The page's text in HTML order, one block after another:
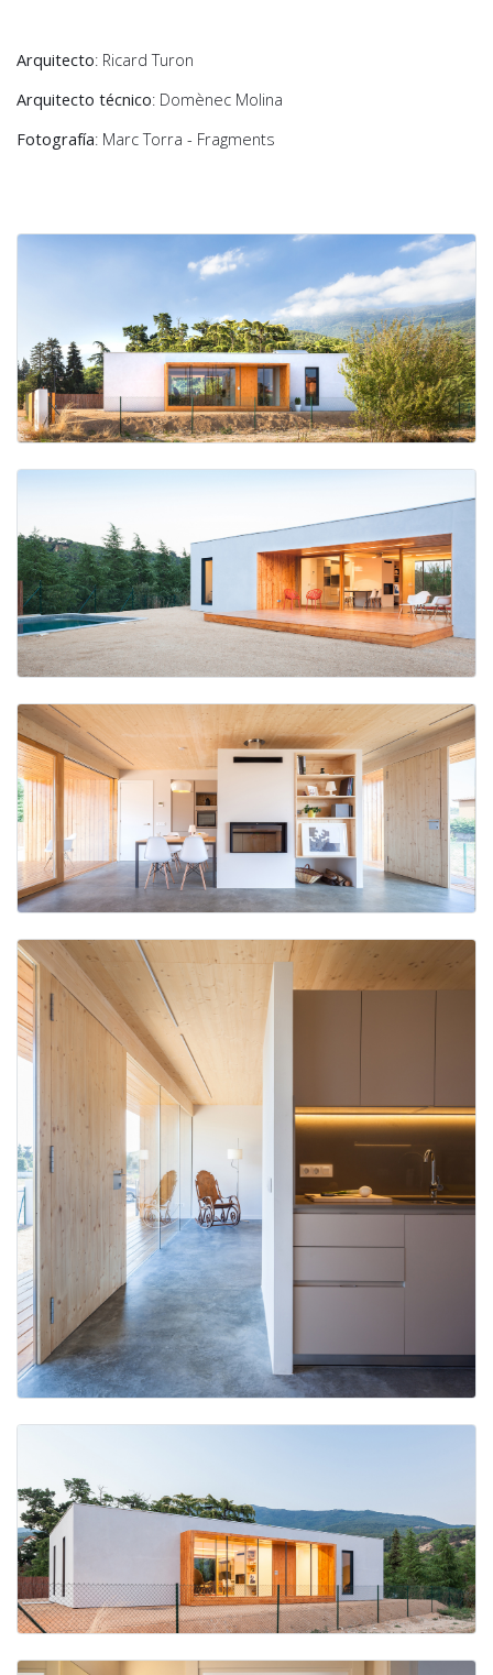
Arquitecto: Ricard Turon
Arquitecto técnico: Domènec Molina
Fotografía: Marc Torra - Fragments